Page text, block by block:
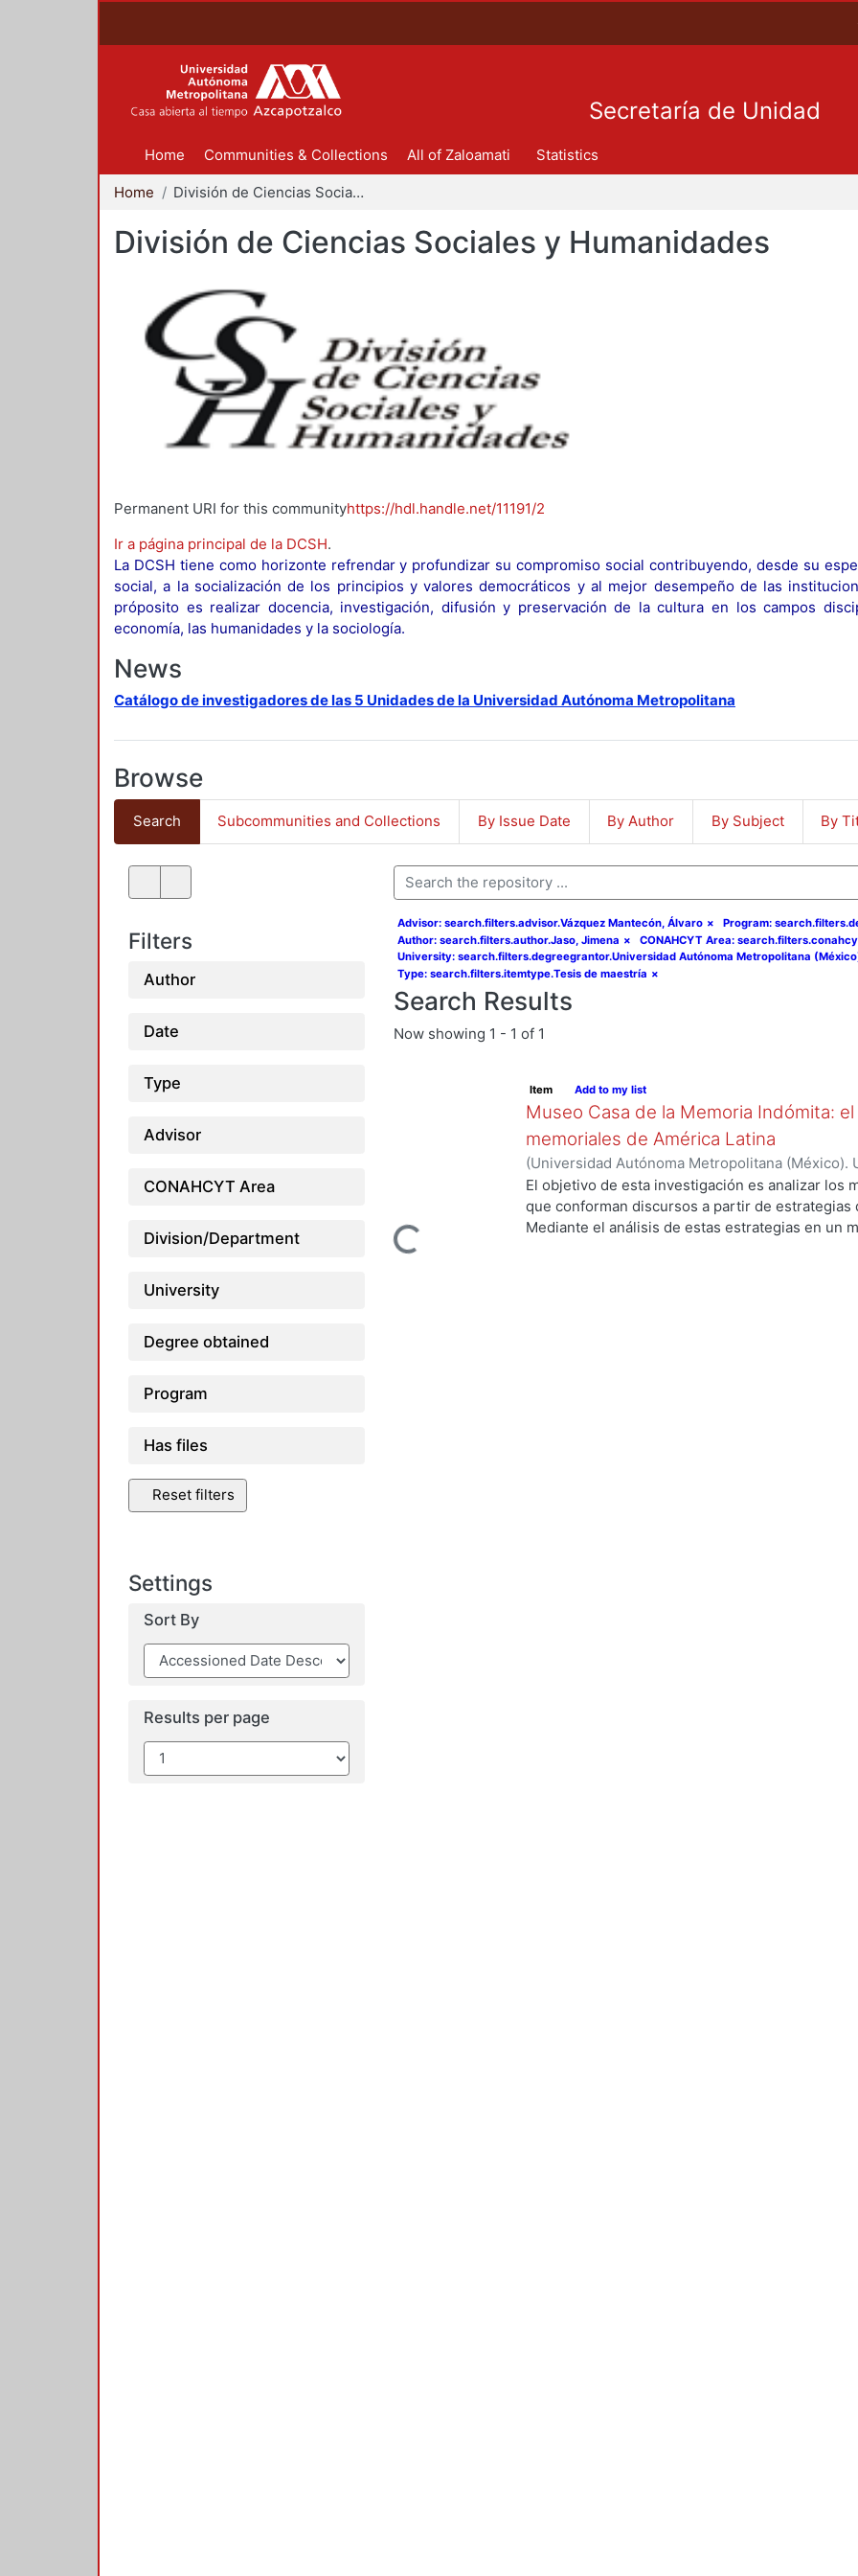
Secretaría de Unidad
Home Communities & Collections All of Zaloamati Statistics
Home División de Ciencias Sociales y Humanidades
División de Ciencias Sociales y Humanidades
Permanent URI for this communityhttps://hdl.handle.net/11191/2
Ir a página principal de la DCSH.
La DCSH tiene como horizonte refrendar y profundizar su compromiso social contribuyendo, desde su
social, a la socialización de los principios y valores democráticos y al mejor desempeño de las
próposito es realizar docencia, investigación, difusión y preservación de la cultura en los campos
economía, las humanidades y la sociología.
News
Catálogo de investigadores de las 5 Unidades de la Universidad Autónoma Metropolitana
Browse
Search Subcommunities and Collections By Issue Date By Author By Subject By
Filters
Author
Date
Type
Advisor
CONAHCYT Area
Division/Department
University
Degree obtained
Program
Has files
Reset filters
Settings
Sort By
Results per page
Advisor: search.filters.advisor.Vázquez Mantecón, Álvaro × Program:
Author: search.filters.author.Jaso, Jimena × CONAHCYT Area:
University: search.filters.degreegrantor.Universidad Autónoma Metropolitana
Type: search.filters.itemtype.Tesis de maestría ×
Search Results
Now showing 1 - 1 of 1
Loading...
Item Add to my list
Museo Casa de la Memoria Indómita:
memoriales de América Latina
(Universidad Autónoma Metropolitana (México).
de Servicios de Información.,2019-11)Jaso,
El objetivo de esta investigación es analizar los
que conforman discursos a partir de estrategias
Mediante el análisis de estas estrategias en un